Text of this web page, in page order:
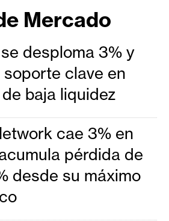
Mercado
desploma 3% y
soporte clave en
baja liquidez
cae 3% en
pérdida de
desde su máximo